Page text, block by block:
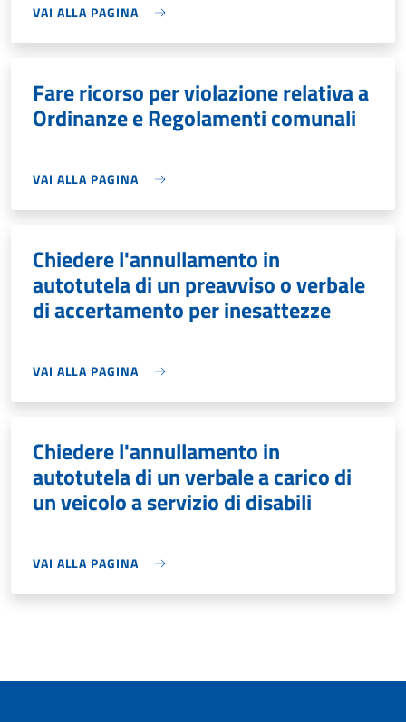
VAI ALLA PAGINA
Fare ricorso per violazione relativa a
Ordinanze e Regolamenti comunali
VAI ALLA PAGINA
Chiedere l'annullamento in
autotutela di un preavviso o verbale
di accertamento per inesattezze
VAI ALLA PAGINA
Chiedere l'annullamento in
autotutela di un verbale a carico di
un veicolo a servizio di disabili
VAI ALLA PAGINA